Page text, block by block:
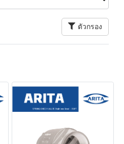
ตัวกรอง